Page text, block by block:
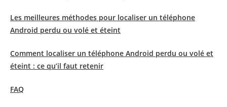
Les meilleures méthodes pour localiser un téléphone
Android perdu ou volé et éteint
Comment localiser un téléphone Android perdu ou volé et
éteint : ce qu’il faut retenir
FAQ